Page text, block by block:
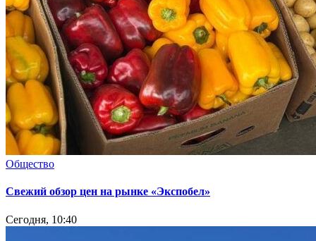
Общество
Свежий обзор цен на рынке «Экспобел»
Сегодня, 10:40